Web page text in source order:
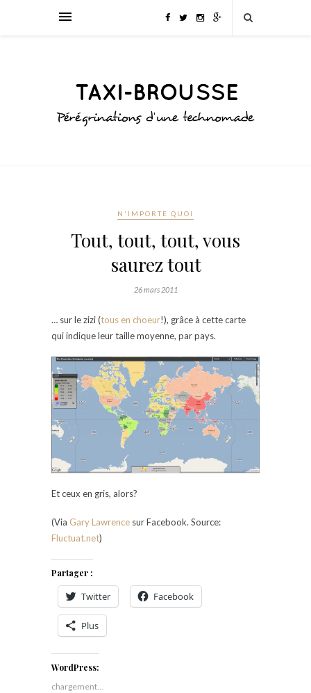
N'IMPORTE QUOI
Tout, tout, tout, vous
saurez tout
26 mars 2011
… sur le zizi (tous en choeur!), grâce à cette carte
qui indique leur taille moyenne, par pays.
Et ceux en gris, alors?
(Via Gary Lawrence sur Facebook. Source:
Fluctuat.net)
Partager :
Twitter Facebook
Plus
WordPress:
chargement…